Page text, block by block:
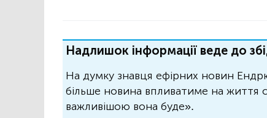
Надлишок інформації веде до
На думку знавця ефірних новин
більше новина впливатиме на життя
важливішою вона буде».